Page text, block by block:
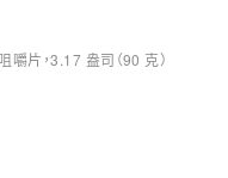
片，3.17 盎司（90 克）